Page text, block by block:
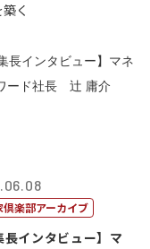
く
倶楽部アーカイブ
長インタビュー】マ